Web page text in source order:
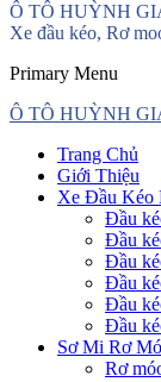
Ô TÔ HUỲNH
Xe đầu kéo, Rơ
Primary Menu
Ô TÔ HUỲNH
Trang Chủ
Giới Thiệu
Xe Đầu Kéo
Đầu
Đầu
Đầu
Đầu
Đầu
Đầu
Sơ Mi Rơ
Rơ